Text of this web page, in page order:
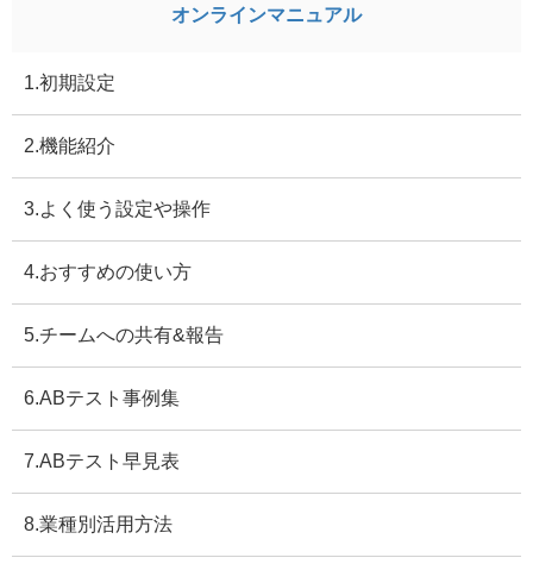
オンラインマニュアル
1.初期設定
2.機能紹介
3.よく使う設定や操作
4.おすすめの使い方
5.チームへの共有&報告
6.ABテスト事例集
7.ABテスト早見表
8.業種別活用方法